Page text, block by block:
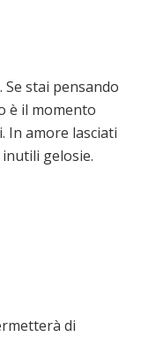
stai pensando
è il momento
In amore lasciati
gelosie.
di